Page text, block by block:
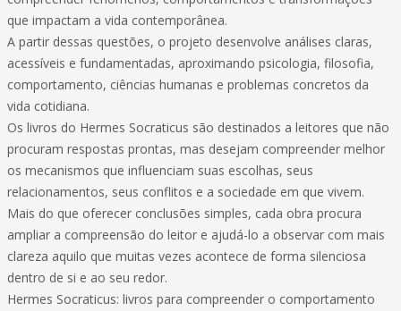
que impactam a vida contemporânea.
A partir dessas questões, o projeto desenvolve análises claras,
acessíveis e fundamentadas, aproximando psicologia, filosofia,
comportamento, ciências humanas e problemas concretos da
vida cotidiana.
Os livros do Hermes Socraticus são destinados a leitores que não
procuram respostas prontas, mas desejam compreender melhor
os mecanismos que influenciam suas escolhas, seus
relacionamentos, seus conflitos e a sociedade em que vivem.
Mais do que oferecer conclusões simples, cada obra procura
ampliar a compreensão do leitor e ajudá-lo a observar com mais
clareza aquilo que muitas vezes acontece de forma silenciosa
dentro de si e ao seu redor.
Hermes Socraticus: livros para compreender o comportamento